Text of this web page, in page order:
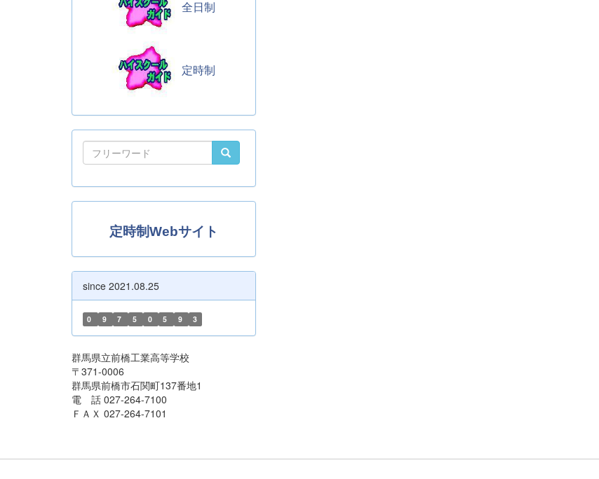
全日制
定時制
定時制Webサイト
since 2021.08.25
0 9 7 5 0 5 9 3
群馬県立前橋工業高等学校
〒371-0006
群馬県前橋市石関町137番地1
電 話 027-264-7100
ＦＡＸ 027-264-7101